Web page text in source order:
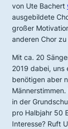
von Ute Bachert
ausgebildete
großer
anderen Chor
Mit ca. 20
2019 dabei, uns
benötigen aber
in der
pro Halbjahr 50
Interesse? Ruft